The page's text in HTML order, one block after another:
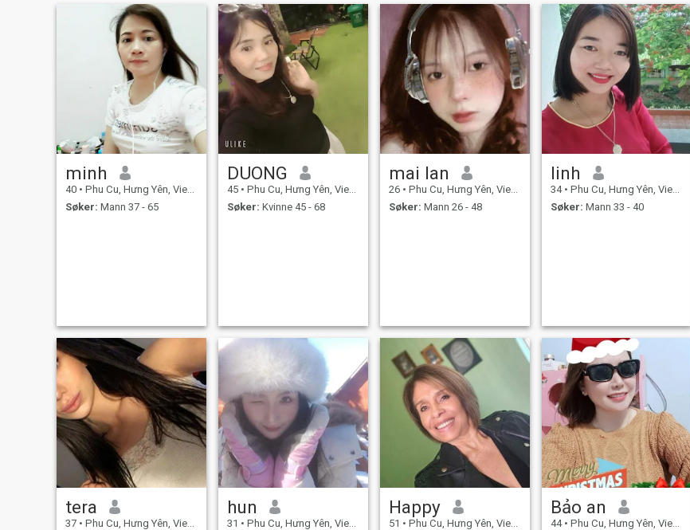
minh
40 • Phu Cu, Hưng Yên, Vietnam
Søker: Mann 37 - 65
DUONG
45 • Phu Cu, Hưng Yên, Vietnam
Søker: Kvinne 45 - 68
mai lan
26 • Phu Cu, Hưng Yên, Vietnam
Søker: Mann 26 - 48
linh
34 • Phu Cu, Hưng Yên, Vietnam
Søker: Mann 33 - 40
tera
37 • Phu Cu, Hưng Yên, Vietnam
hun
31 • Phu Cu, Hưng Yên, Vietnam
Happy
51 • Phu Cu, Hưng Yên, Vietnam
Bảo an
44 • Phu Cu, Hưng Yên, Vietnam